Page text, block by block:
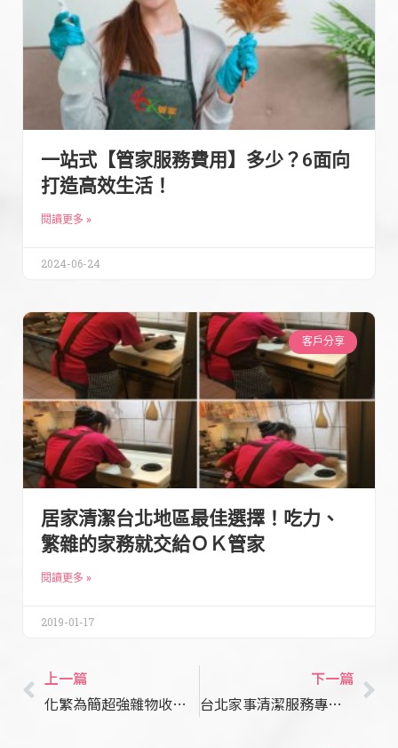
一站式【管家服務費用】多少？6面向
打造高效生活！
閱讀更多 »
2024-06-24
客戶分享
居家清潔台北地區最佳選擇！吃力、
繁雜的家務就交給ＯＫ管家
閱讀更多 »
2019-01-17
上一篇
化繁為簡超強雜物收納技巧大公開！體驗台北到府清潔服務全紀錄
下一篇
台北家事清潔服務專家，為您精心打造無憂潔净的生活環境！